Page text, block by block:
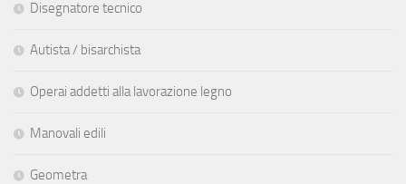
Disegnatore tecnico
Autista / bisarchista
Operai addetti alla lavorazione legno
Manovali edili
Geometra